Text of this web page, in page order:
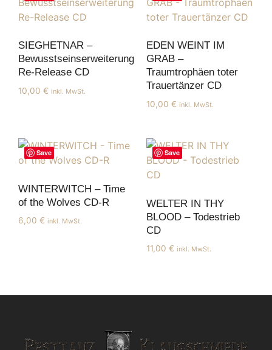
SIEGHETNAR –
Bewusstseinserweiterung
Re-Release CD
10,00 € inkl. MwSt.
EDEN WEINT IM
GRAB –
Traumtrophäen toter
Trauertänzer CD
10,00 € inkl. MwSt.
Save
WINTERWITCH – Time
of the Wolves CD-R
6,00 € inkl. MwSt.
Save
WELTER IN THY
BLOOD – Todestrieb
CD
11,00 € inkl. MwSt.